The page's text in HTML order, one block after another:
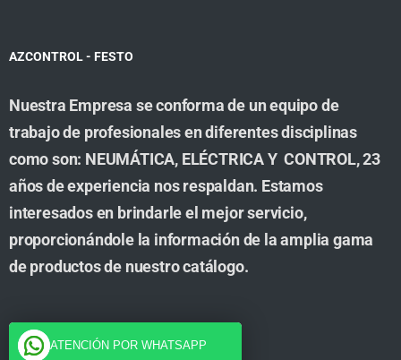
AZCONTROL - FESTO
Nuestra Empresa se conforma de un equipo de
trabajo de profesionales en diferentes disciplinas
como son: NEUMÁTICA, ELÉCTRICA Y CONTROL, 23
años de experiencia nos respaldan. Estamos
interesados en brindarle el mejor servicio,
proporcionándole la información de la amplia gama
de productos de nuestro catálogo.
CuentaATENCIÓN POR WHATSAPP